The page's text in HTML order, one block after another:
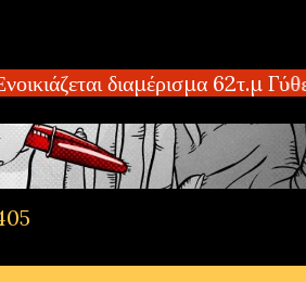
διαμέρισμα 62τ.μ